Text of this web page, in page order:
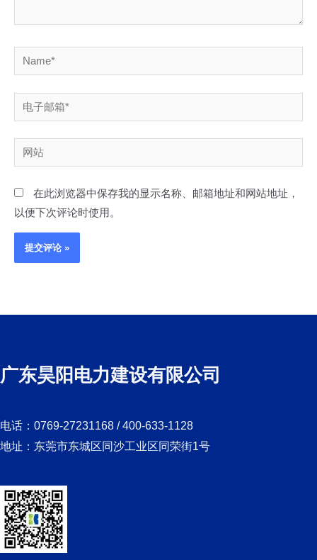
Name*
电
子
邮
箱
网
站
在此浏览器中保存我的显示名称、邮箱地址和网站地址，
以便下次评论时使用。
广东昊阳电力建设有限公司
电话：0769-27231168 / 400-633-1128
地址：东莞市东城区同沙工业区同荣街1号